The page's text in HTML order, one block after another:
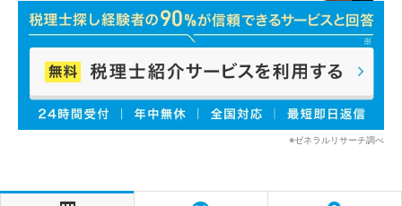
※ゼネラルリサーチ調べ